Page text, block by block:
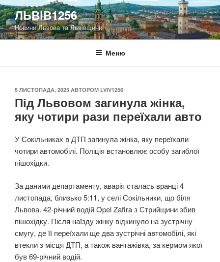
Перейти
до
вмісту
ЛЬВІВ1256
Новини Львова та Львівщини
Меню
ОПУБЛІКОВАНО
5 ЛИСТОПАДА, 2025 АВТОРОМ LVIV1256
Під Львовом загинула жінка,
яку чотири рази переїхали авто
У Сокільниках в ДТП загинула жінка, яку переїхали
чотири автомобілі. Поліція встановлює особу загиблої
пішохідки.
За даними департаменту, аварія сталась вранці 4
листопада, близько 5:11, у селі Сокільники, що біля
Львова. 42-річний водій Opel Zafira з Стрийщини збив
пішохідку. Після наїзду жінку відкинуло на зустрічну
смугу, де її переїхали ще два зустрічні автомобілі, які
втекли з місця ДТП, а також вантажівка, за кермом якої
був 69-річний водій.